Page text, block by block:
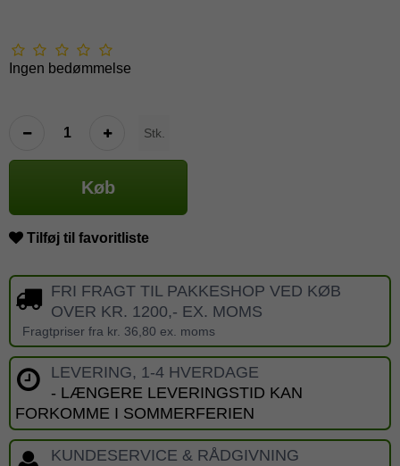
Ingen bedømmelse
Stk.
Køb
Tilføj til favoritliste
FRI FRAGT TIL PAKKESHOP VED KØB
OVER KR. 1200,- EX. MOMS
Fragtpriser fra kr. 36,80 ex. moms
LEVERING, 1-4 HVERDAGE
- LÆNGERE LEVERINGSTID KAN
FORKOMME I SOMMERFERIEN
KUNDESERVICE & RÅDGIVNING